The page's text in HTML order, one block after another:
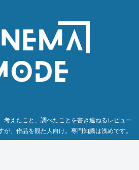
考えたこと、調べたことを書き連ねるレビュー
、作品を観た人向け。専門知識は浅めです。